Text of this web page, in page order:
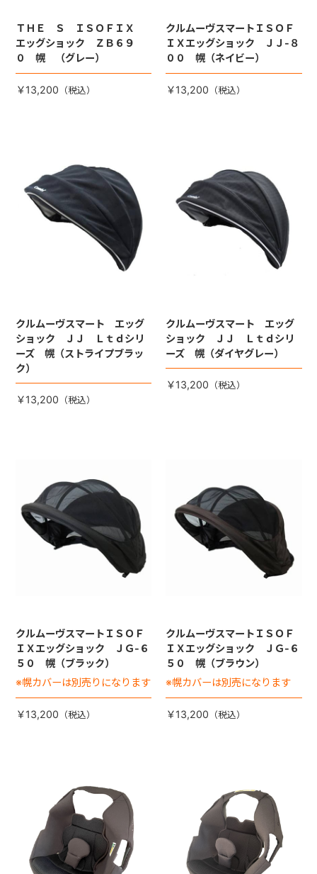
ＴＨＥ Ｓ ＩＳＯＦＩＸ
エッグショック ＺＢ６９
０ 幌 （グレー）
￥13,200
クルムーヴスマートＩＳＯＦ
ＩＸエッグショック ＪＪ-８
００ 幌（ネイビー）
￥13,200
クルムーヴスマート エッグ
ショック ＪＪ Ｌｔｄシリ
ーズ 幌（ストライプブラッ
ク）
￥13,200
クルムーヴスマート エッグ
ショック ＪＪ Ｌｔｄシリ
ーズ 幌（ダイヤグレー）
￥13,200
クルムーヴスマートＩＳＯＦ
ＩＸエッグショック ＪＧ-６
５０ 幌（ブラック）
※幌カバーは別売りになります
￥13,200
クルムーヴスマートＩＳＯＦ
ＩＸエッグショック ＪＧ-６
５０ 幌（ブラウン）
※幌カバーは別売になります
￥13,200